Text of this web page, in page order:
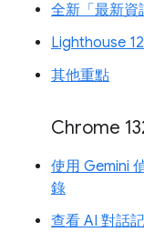
全新「最新資
Lighthouse
其他重點
Chrome
使用 Gemini
錄
查看 AI 對話